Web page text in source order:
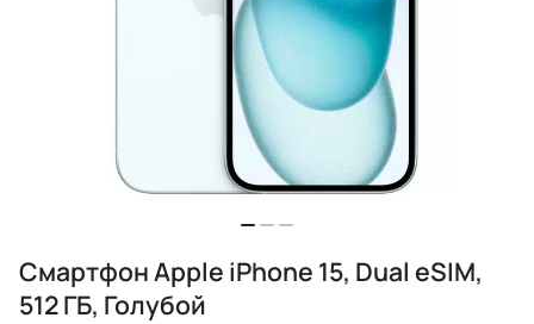
Смартфон Apple iPhone 15, Dual eSIM,
512 ГБ, Голубой